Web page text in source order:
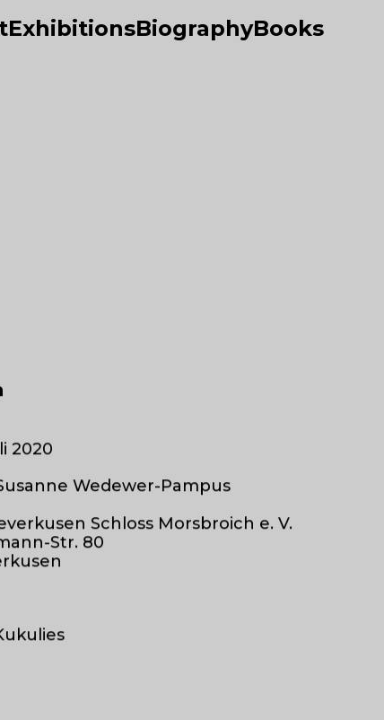
ExhibitionsBiographyBooks
2020
Wedewer-Pampus
Schloss Morsbroich e. V.
Str. 80